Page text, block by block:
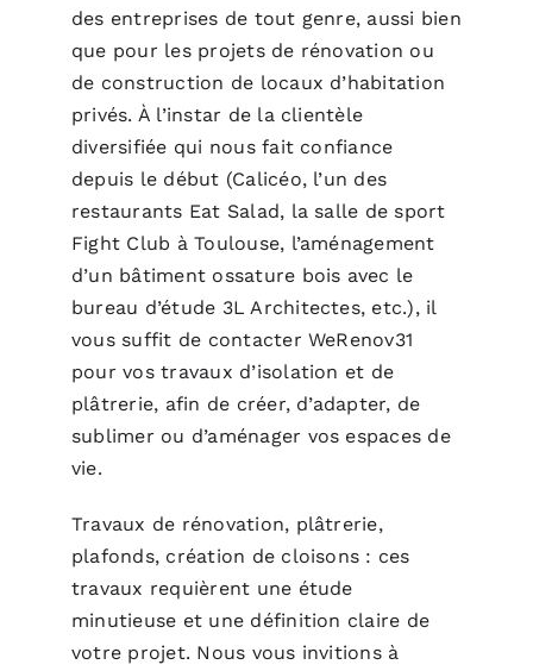
des entreprises de tout genre, aussi bien
que pour les projets de rénovation ou
de construction de locaux d’habitation
privés. À l’instar de la clientèle
diversifiée qui nous fait confiance
depuis le début (Calicéo, l’un des
restaurants Eat Salad, la salle de sport
Fight Club à Toulouse, l’aménagement
d’un bâtiment ossature bois avec le
bureau d’étude 3L Architectes, etc.), il
vous suffit de contacter WeRenov31
pour vos travaux d’isolation et de
plâtrerie, afin de créer, d’adapter, de
sublimer ou d’aménager vos espaces de
vie.
Travaux de rénovation, plâtrerie,
plafonds, création de cloisons : ces
travaux requièrent une étude
minutieuse et une définition claire de
votre projet. Nous vous invitions à